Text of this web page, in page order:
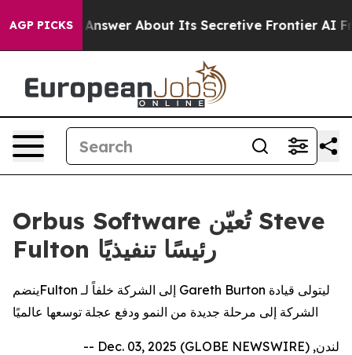
AGP PICKS
Should Answer About Its Secretive Frontier AI
Orbus Software تُعيّن Steve
Fulton رئيسًا تنفيذيًا
ينضمFulton إلى الشركة خلفاً لـ Gareth Burton ليتولى قيادة
الشركة إلى مرحلة جديدة من النمو ودفع عجلة توسعها عالميًا
لندن, Dec. 03, 2025 (GLOBE NEWSWIRE) --